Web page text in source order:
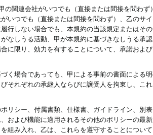
の関連会社がいつでも（直接または間接を問わ
いつでも（直接または間接を問わず）、乙のサ
行しない場合でも、本規約の当該規定またはそ
なしうる活動、甲が本規約に基づきなしうる承
に限り、効力を有することについて、承諾およ
く場合であっても、甲による事前の書面による
それぞれの承継人ならびに譲受人を拘束し、こ
リシー、付属書類、仕様書、ガイドライン、別
および機能に適用されるその他のポリシーの最
を組み入れ、乙は、これらを遵守することにつ